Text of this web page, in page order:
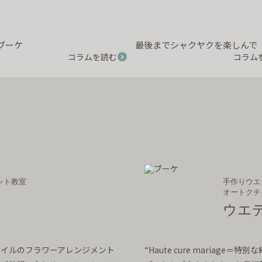
ーケ
コラムを読む
最後までシャクヤクを楽しんで
コラム
ト教室
ルのフラワーアレンジメント
手作りウ
オートク
ウエ
“Haute cure mariage＝特別な